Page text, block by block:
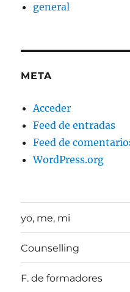
general
META
Acceder
Feed de entradas
Feed de
WordPress.org
yo, me, mi
Counselling
F. de formadores